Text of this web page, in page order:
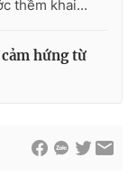
thềm khai...
hứng từ